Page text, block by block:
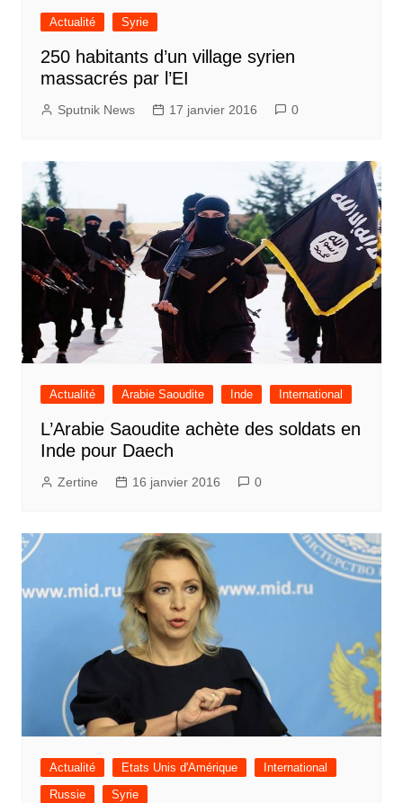
Actualité Syrie
250 habitants d’un village syrien
massacrés par l’EI
Sputnik News 17 janvier 2016 0
Actualité Arabie Saoudite Inde International
L’Arabie Saoudite achète des soldats en
Inde pour Daech
Zertine 16 janvier 2016 0
Actualité Etats Unis d'Amérique
International
Russie
Syrie